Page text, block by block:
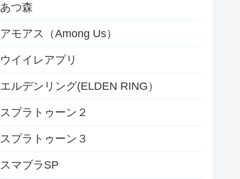
あつ森
アモアス（Among Us）
ウイイレアプリ
エルデンリング(ELDEN RING）
スプラトゥーン２
スプラトゥーン３
スマブラSP